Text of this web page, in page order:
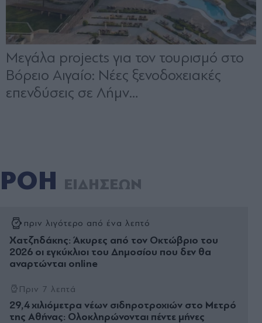
ΡΟΗ ΕΙΔΗΣΕΩΝ
πριν λιγότερο από ένα λεπτό
Χατζηδάκης: Άκυρες από τον Οκτώβριο του
2026 οι εγκύκλιοι του Δημοσίου που δεν θα
αναρτώνται online
Πριν 7 λεπτά
29,4 χιλιόμετρα νέων σιδηροτροχιών στο Μετρό
της Αθήνας: Ολοκληρώνονται πέντε μήνες